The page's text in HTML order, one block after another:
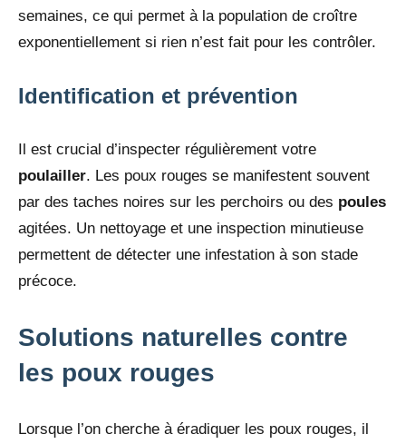
semaines, ce qui permet à la population de croître
exponentiellement si rien n’est fait pour les contrôler.
Identification et prévention
Il est crucial d’inspecter régulièrement votre
poulailler. Les poux rouges se manifestent souvent
par des taches noires sur les perchoirs ou des poules
agitées. Un nettoyage et une inspection minutieuse
permettent de détecter une infestation à son stade
précoce.
Solutions naturelles contre
les poux rouges
Lorsque l’on cherche à éradiquer les poux rouges, il